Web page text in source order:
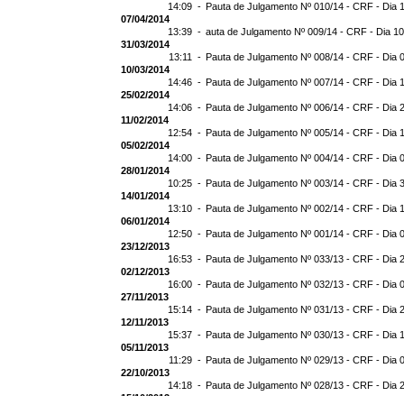
14:09 - Pauta de Julgamento Nº 010/14 - CRF - Dia
07/04/2014
13:39 - auta de Julgamento Nº 009/14 - CRF - Dia
31/03/2014
13:11 - Pauta de Julgamento Nº 008/14 - CRF - Dia
10/03/2014
14:46 - Pauta de Julgamento Nº 007/14 - CRF - Dia
25/02/2014
14:06 - Pauta de Julgamento Nº 006/14 - CRF - Dia
11/02/2014
12:54 - Pauta de Julgamento Nº 005/14 - CRF - Dia
05/02/2014
14:00 - Pauta de Julgamento Nº 004/14 - CRF - Dia
28/01/2014
10:25 - Pauta de Julgamento Nº 003/14 - CRF - Dia
14/01/2014
13:10 - Pauta de Julgamento Nº 002/14 - CRF - Dia
06/01/2014
12:50 - Pauta de Julgamento Nº 001/14 - CRF - Dia
23/12/2013
16:53 - Pauta de Julgamento Nº 033/13 - CRF - Dia
02/12/2013
16:00 - Pauta de Julgamento Nº 032/13 - CRF - Dia
27/11/2013
15:14 - Pauta de Julgamento Nº 031/13 - CRF - Dia
12/11/2013
15:37 - Pauta de Julgamento Nº 030/13 - CRF - Dia
05/11/2013
11:29 - Pauta de Julgamento Nº 029/13 - CRF - Dia
22/10/2013
14:18 - Pauta de Julgamento Nº 028/13 - CRF - Dia